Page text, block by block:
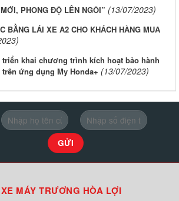
PHONG ĐỘ LÊN NGÔI” (13/07/2023)
BẰNG LÁI XE A2 CHO KHÁCH HÀNG MUA
triển khai chương trình kích hoạt bảo hành
ứng dụng My Honda+ (13/07/2023)
MÁY TRƯƠNG HÒA LỢI